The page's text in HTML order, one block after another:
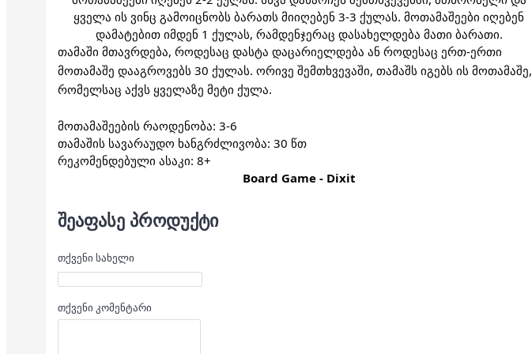
ყველა ის ვინც გამოიცნობს ბარათს მიიღებენ 3-3 ქულას. მოთამაშეები იღებენ
დამატებით იმდენ 1 ქულას, რამდენჯერაც დასახელდება მათი ბარათი.
თამაში მთავრდება, როდესაც დასტა დაცარიელდება ან როდესაც ერთ-ერთი
მოთამაშე დააგროვებს 30 ქულას. ორივე შემთხვევაში, თამაშს იგებს ის მოთამაშე,
რომელსაც აქვს ყველაზე მეტი ქულა.
მოთამაშეების რაოდენობა: 3-6
თამაშის სავარაუდო ხანგრძლივობა: 30 წთ
რეკომენდებული ასაკი: 8+
Board Game - Dixit
ᲨᲔᲐᲤᲐᲡᲔ ᲞᲠᲝᲓᲣᲥᲢᲘ
თქვენი სახელი
თქვენი კომენტარი